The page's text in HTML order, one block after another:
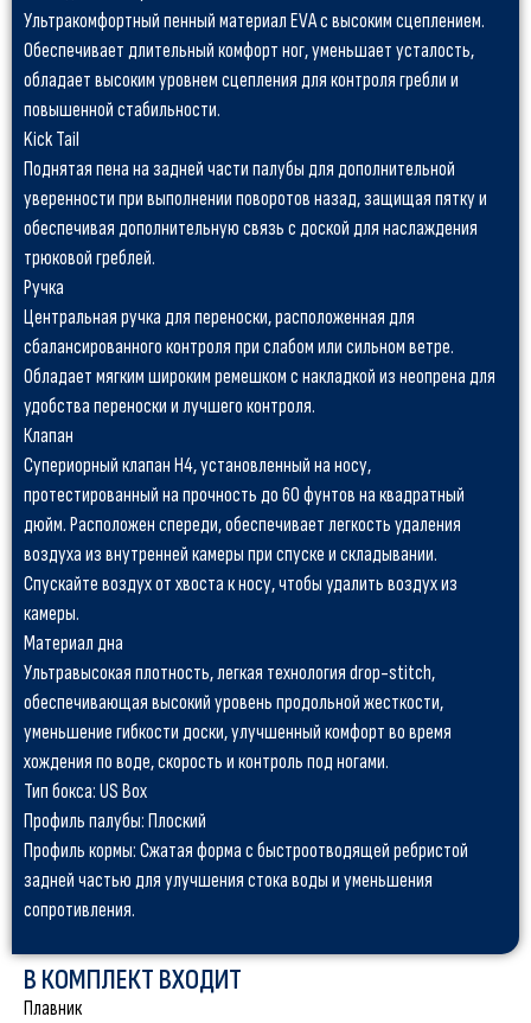
Ультракомфортный пенный материал EVA с высоким сцеплением.
Обеспечивает длительный комфорт ног, уменьшает усталость,
обладает высоким уровнем сцепления для контроля гребли и
повышенной стабильности.
Kick Tail
Поднятая пена на задней части палубы для дополнительной
уверенности при выполнении поворотов назад, защищая пятку и
обеспечивая дополнительную связь с доской для наслаждения
трюковой греблей.
Ручка
Центральная ручка для переноски, расположенная для
сбалансированного контроля при слабом или сильном ветре.
Обладает мягким широким ремешком с накладкой из неопрена для
удобства переноски и лучшего контроля.
Клапан
Супериорный клапан H4, установленный на носу,
протестированный на прочность до 60 фунтов на квадратный
дюйм. Расположен спереди, обеспечивает легкость удаления
воздуха из внутренней камеры при спуске и складывании.
Спускайте воздух от хвоста к носу, чтобы удалить воздух из
камеры.
Материал дна
Ультравысокая плотность, легкая технология drop-stitch,
обеспечивающая высокий уровень продольной жесткости,
уменьшение гибкости доски, улучшенный комфорт во время
хождения по воде, скорость и контроль под ногами.
Тип бокса: US Box
Профиль палубы: Плоский
Профиль кормы: Сжатая форма с быстроотводящей ребристой
задней частью для улучшения стока воды и уменьшения
сопротивления.
В КОМПЛЕКТ ВХОДИТ
Плавник